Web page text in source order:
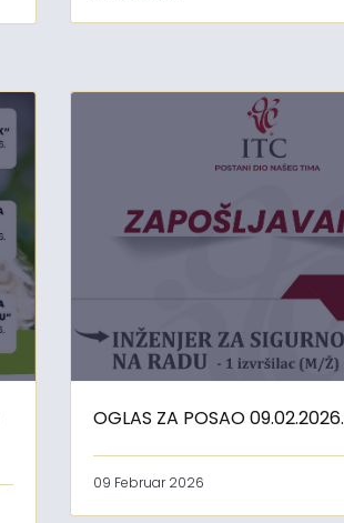
OGLAS ZA POSAO 09.02.2026.
09 Februar 2026